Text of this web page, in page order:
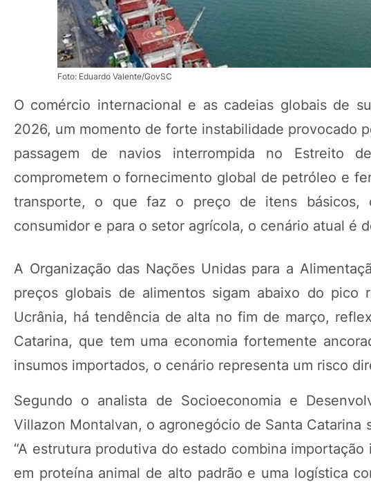
Foto: Eduardo Valente/GovSC
O comércio internacional e as cadeias globais de
2026, um momento de forte instabilidade provocado
passagem de navios interrompida no Estreito
comprometem o fornecimento global de petróleo e
transporte, o que faz o preço de itens básicos,
consumidor e para o setor agrícola, o cenário atual é
A Organização das Nações Unidas para a
preços globais de alimentos sigam abaixo do
Ucrânia, há tendência de alta no fim de março,
Catarina, que tem uma economia fortemente
insumos importados, o cenário representa um risco
Segundo o analista de Socioeconomia e
Villazon Montalvan, o agronegócio de Santa
“A estrutura produtiva do estado combina
em proteína animal de alto padrão e uma logística